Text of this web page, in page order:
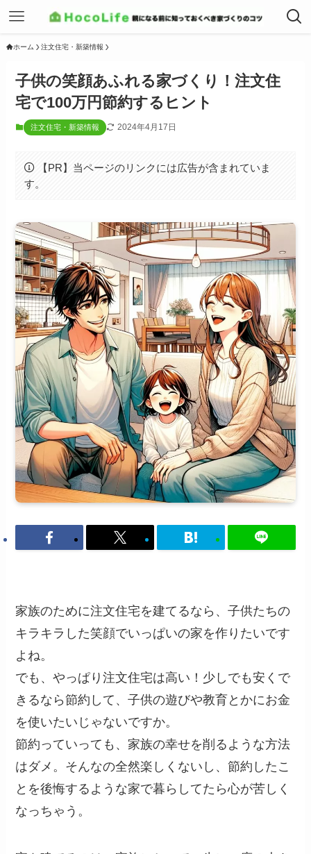
ホーム 注文住宅・新築情報
子供の笑顔あふれる家づくり！注文住
宅で100万円節約するヒント
注文住宅・新築情報 2024年4月17日
【PR】当ページのリンクには広告が含まれていま
す。
家族のために注文住宅を建てるなら、子供たちの
キラキラした笑顔でいっぱいの家を作りたいです
よね。
でも、やっぱり注文住宅は高い！少しでも安くで
きるなら節約して、子供の遊びや教育とかにお金
を使いたいじゃないですか。
節約っていっても、家族の幸せを削るような方法
はダメ。そんなの全然楽しくないし、節約したこ
とを後悔するような家で暮らしてたら心が苦しく
なっちゃう。